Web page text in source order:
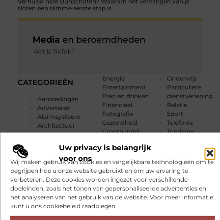
Uw privacy is belangrijk
voor ons
Wij maken gebruik van cookies en vergelijkbare technologieën om te
begrijpen hoe u onze website gebruikt en om uw ervaring te
verbeteren. Deze cookies worden ingezet voor verschillende
doeleinden, zoals het tonen van gepersonaliseerde advertenties en
het analyseren van het gebruik van de website. Voor meer informatie
kunt u ons cookiebeleid raadplegen.
sloten een slimme eerste stap is
CATEGORIEËN
Aanbiedingen
Adverteren
Alarmsysteem
Architectuur
Attracties
Auto's en
Motoren
Banen en
opleidingen
Beauty en
verzorging
Bedrijven
Energie
Entertainment
Eten en drinken
Financieel
Fotografie
Gezondheid
Groothandel
tijd
Industrie
Internet
Internet
marketing
Kinderen
Management
Onderwijs
Particuliere
dienstverlening
Relatie
Sport
Telefonie
Toerisme
Vakantie
Verbouwen
Vervoer en
transport
Webdesign
Media en beroemdheden
Wat is TikTok?